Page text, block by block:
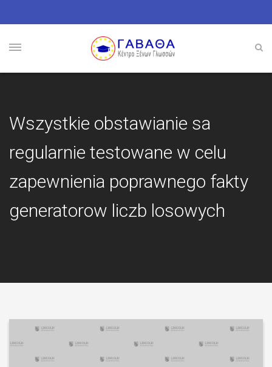
Wszystkie obstawianie sa
regularnie testowane w celu
zapewnienia poprawnego fakty
generatorow liczb losowych